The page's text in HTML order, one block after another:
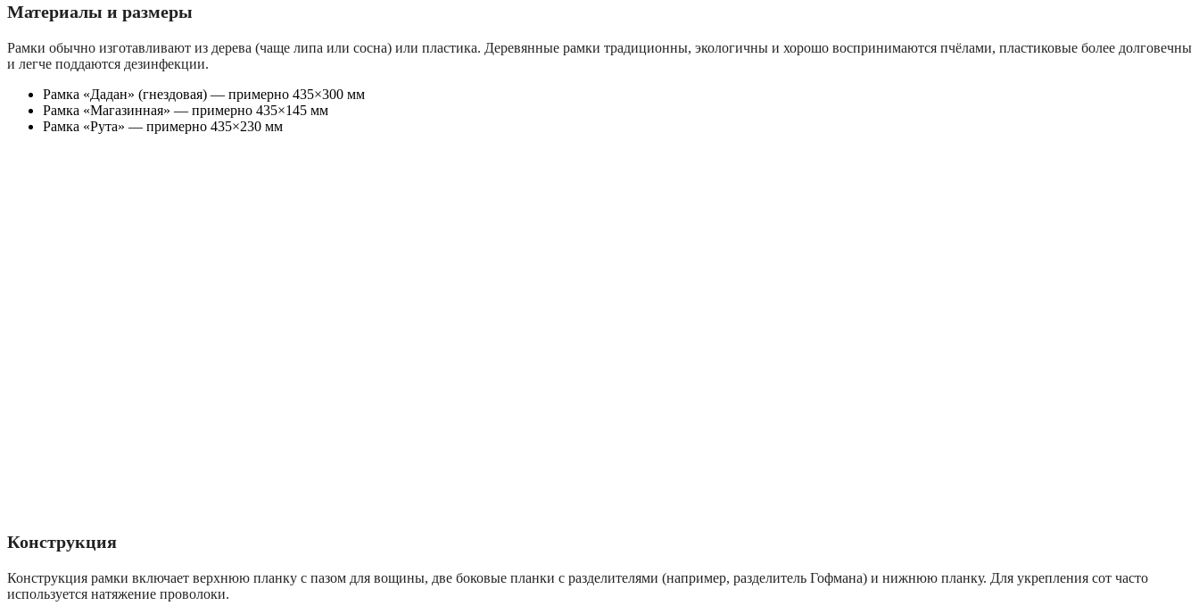
Материалы и размеры
Рамки обычно изготавливают из дерева (чаще липа или сосна) или пластика. Деревянные рамки традиционны, экологичны и хорошо воспринимаются пчёлами, пластиковые более долговечны
и легче поддаются дезинфекции.
Рамка «Дадан» (гнездовая) — примерно 435×300 мм
Рамка «Магазинная» — примерно 435×145 мм
Рамка «Рута» — примерно 435×230 мм
Конструкция
Конструкция рамки включает верхнюю планку с пазом для вощины, две боковые планки с разделителями (например, разделитель Гофмана) и нижнюю планку. Для укрепления сот часто
используется натяжение проволоки.